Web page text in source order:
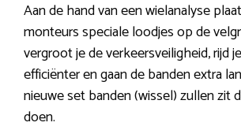
Aan de hand van een wielanalyse
monteurs speciale loodjes op de
vergroot je de verkeersveiligheid, rijd
efficiënter en gaan de banden extra
nieuwe set banden (wissel) zullen zit
doen.